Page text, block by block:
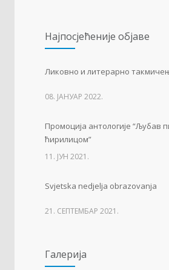
Најпосјећеније објаве
Ликовно и литерарно
08. ЈАНУАР 2022.
Промоција антологије “Љубав
ћирилицом”
11. ЈУН 2021.
Svjetska nedjelja obrazovanja
21. СЕПТЕМБАР 2021.
09. ОКТОБАР 2021.
Галерија